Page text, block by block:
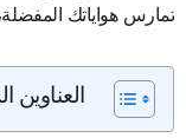
تمارس هواياتك
العناوين